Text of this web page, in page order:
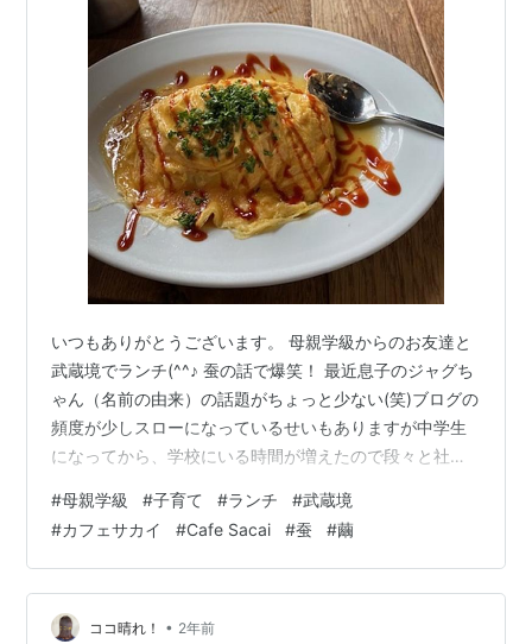
いつもありがとうございます。 母親学級からのお友達と
武蔵境でランチ(^^♪ 蚕の話で爆笑！ 最近息子のジャグち
ゃん（名前の由来）の話題がちょっと少ない(笑)ブログの
頻度が少しスローになっているせいもありますが中学生
になってから、学校にいる時間が増えたので段々と社会
思います。（言い訳(笑)） さてさて、先日、年に１，２
回ランチ＆おしゃべりに花を咲かせている母親学級時代
からのお友達と武蔵境でランチをしました(^^♪ Cafe
sacai（カフェ サカイ） cafe-sacai.com 中央線の武蔵境
から東小金井に向かう途中の高架下のお洒落なカフェ
#母親学級 #子育て #ランチ #武蔵境
#カフェサカイ #Cafe Sacai #蚕 #繭
ココ晴れ！ • 2年前